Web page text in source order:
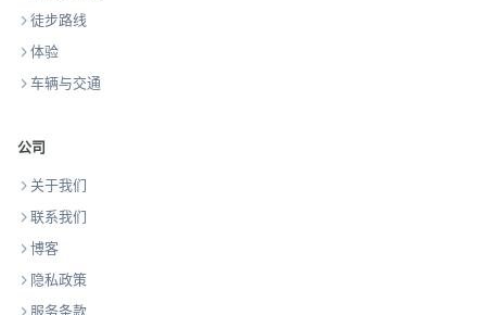
徒步路线
体验
车辆与交通
公司
关于我们
联系我们
博客
隐私政策
服务条款